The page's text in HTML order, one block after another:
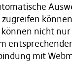
nicht
mit